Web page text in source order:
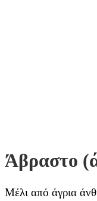
Άβραστο
Μέλι από άγρια